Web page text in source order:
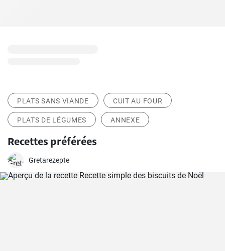
PLATS SANS VIANDE CUIT AU FOUR
PLATS DE LÉGUMES ANNEXE
Recettes préférées
Gretarezepte